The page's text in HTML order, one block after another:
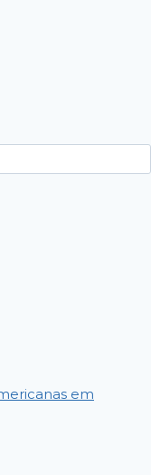
em